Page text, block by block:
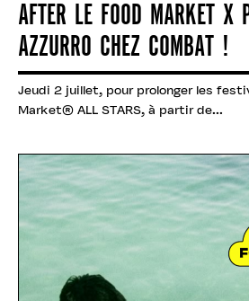
AFTER LE FOOD MARKET X
AZZURRO CHEZ COMBAT !
Jeudi 2 juillet, pour prolonger les
Market® ALL STARS, à partir de...